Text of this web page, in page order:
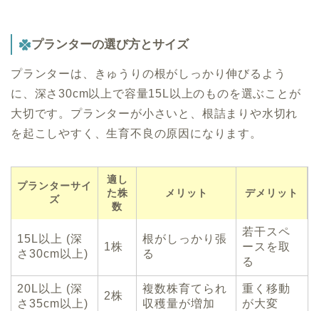
プランターの選び方とサイズ
プランターは、きゅうりの根がしっかり伸びるよう
に、深さ30cm以上で容量15L以上のものを選ぶことが
大切です。プランターが小さいと、根詰まりや水切れ
を起こしやすく、生育不良の原因になります。
プランターサイ
ズ
適し
た株
数
メリット デメリット
15L以上 (深
さ30cm以上)
1株
根がしっかり張
る
若干スペ
ースを取
る
20L以上 (深
さ35cm以上)
2株
複数株育てられ
収穫量が増加
重く移動
が大変